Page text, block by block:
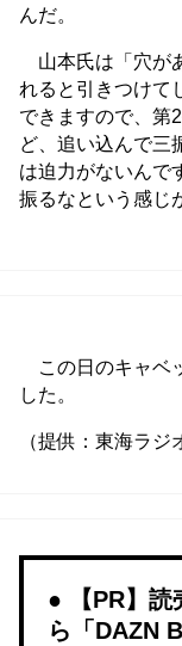
んだ。
山本氏は「穴が
れると引きつけて
できますので、第
ど、追い込んで三
は迫力がないんで
振るなという感じ
この日のキャベ
した。
（提供：東海ラ
【PR】
ら「DAZN